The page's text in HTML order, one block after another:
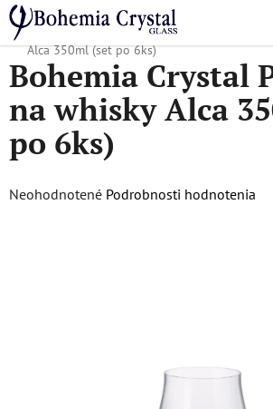
Prejsť
na
obsah
Domov
/ Obľúbené kolekcie / Alca
Bohemia
Alca 350ml (set po 6ks)
Bohemia Crystal
na whisky Alca
po 6ks)
Priemerné
Neohodnotené Podrobnosti hodnotenia